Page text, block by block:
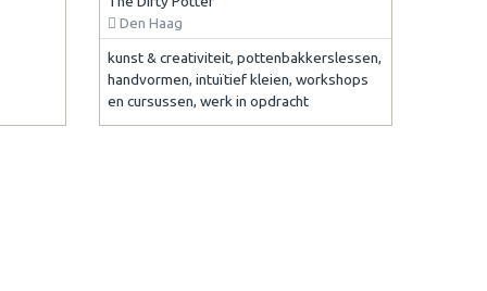
Den Haag
kunst & creativiteit, pottenbakkerslessen,
handvormen, intuïtief kleien, workshops
en cursussen, werk in opdracht